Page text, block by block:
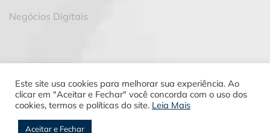
Negócios Digitais
2023 © Facilitta Contabilidade
Este site usa cookies para melhorar sua experiência. Ao
clicar em "Aceitar e Fechar" você concorda com o uso dos
cookies, termos e políticas do site. Leia Mais
Aceitar e Fechar